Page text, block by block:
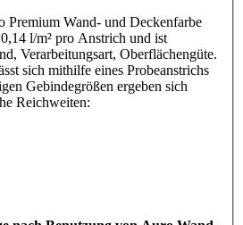
Premium Wand- und Deckenfarbe
l/m² pro Anstrich und ist
Verarbeitungsart, Oberflächengüte.
sich mithilfe eines Probeanstrichs
Gebindegrößen ergeben sich
Reichweiten: